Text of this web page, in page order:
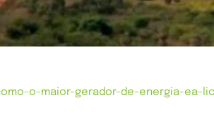
o-maior-gerador-de-energia-ea-